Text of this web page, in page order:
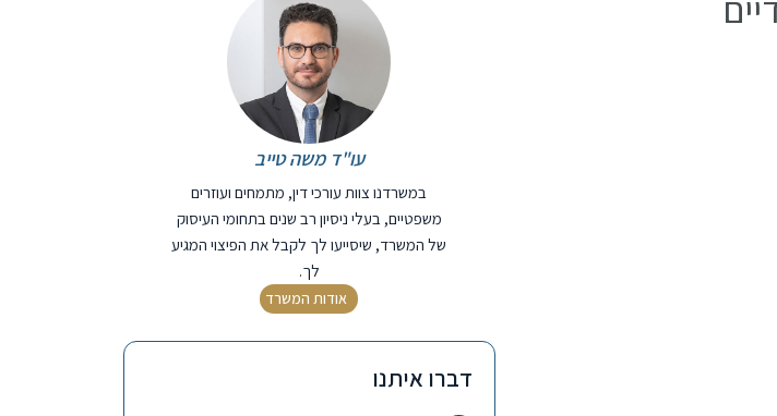
עו"ד משה טייב
במשרדנו צוות עורכי דין, מתמחים ועוזרים
משפטיים, בעלי ניסיון רב שנים בתחומי העיסוק
של המשרד, שיסייעו לך לקבל את הפיצוי המגיע
לך.
אודות המשרד
דברו איתנו